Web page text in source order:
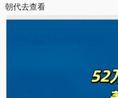
朝代去查看